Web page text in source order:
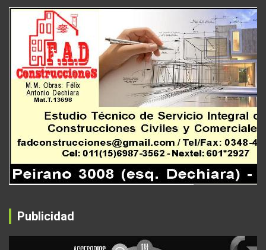
Publicidad